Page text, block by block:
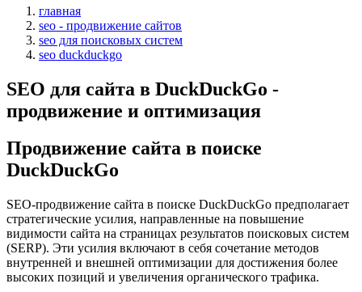
главная
seo - продвижение сайтов
seo для поисковых систем
seo duckduckgo
SEO для сайта в DuckDuckGo -
продвижение и оптимизация
Продвижение сайта в поиске
DuckDuckGo
SEO-продвижение сайта в поиске DuckDuckGo предполагает
стратегические усилия, направленные на повышение
видимости сайта на страницах результатов поисковых систем
(SERP). Эти усилия включают в себя сочетание методов
внутренней и внешней оптимизации для достижения более
высоких позиций и увеличения органического трафика.